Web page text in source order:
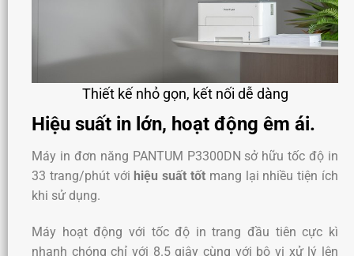
Thiết kế nhỏ gọn, kết nối dễ dàng
Hiệu suất in lớn, hoạt động êm ái.
Máy in đơn năng PANTUM P3300DN sở hữu tốc độ in
33 trang/phút với hiệu suất tốt mang lại nhiều tiện ích
khi sử dụng.
Máy hoạt động với tốc độ in trang đầu tiên cực kì
nhanh chóng chỉ với 8.5 giây cùng với bộ vi xử lý lên